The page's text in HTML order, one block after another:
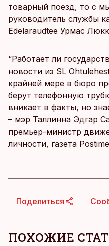
товарный поезд, то с
руководитель службы
Edelaraudtee Урмас
“Работает ли
новости из SL
крайней мере в бюро
берут телефонную
вникает в факты, но
– мэр Таллинна Эдгар
премьер-министр
личности, газета
Поделиться
ПОХОЖИЕ